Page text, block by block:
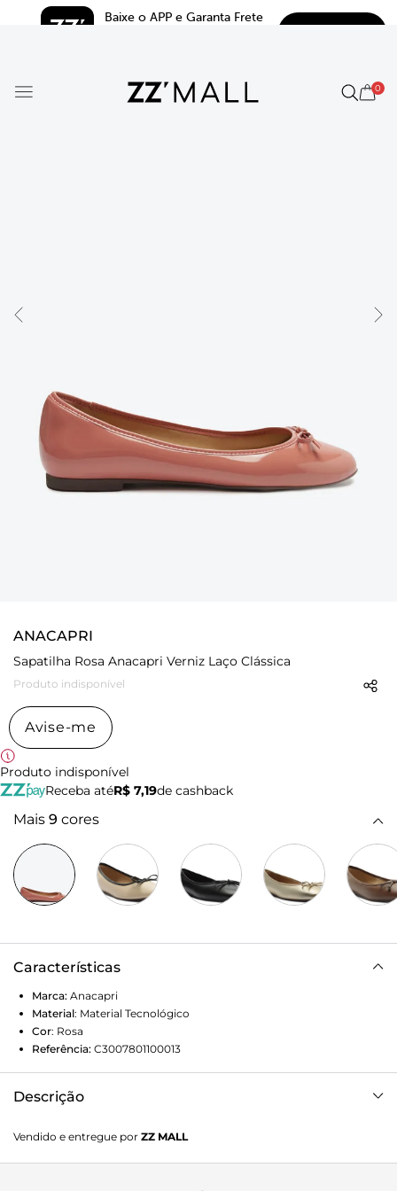
Baixe o APP e Garanta Frete
0
ANACAPRI
Sapatilha Rosa Anacapri Verniz Laço Clássica
Produto indisponível
Avise-me
Produto indisponível
Receba atéR$ 7,19de cashback
Mais 9 cores
Características
Marca: Anacapri
Material: Material Tecnológico
Cor: Rosa
Referência: C3007801100013
Descrição
tem salto rasteiro, base emborrachada com leve saltinho e
biqueira redonda. Fechada e com acabamento envernizado,
Vendido e entregue por ZZ MALL